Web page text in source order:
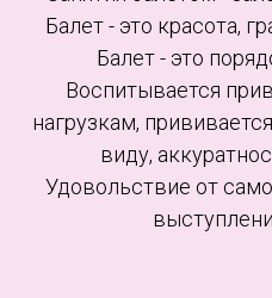
Балет - это красота,
Балет - это
Воспитывается
нагрузкам,
виду,
Удовольствие от